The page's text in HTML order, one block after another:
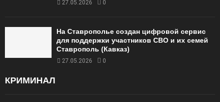
27.05.2026 0
На Ставрополье создан цифровой сервис
для поддержки участников СВО и их семей
Ставрополь (Кавказ)
27.05.2026 0
КРИМИНАЛ